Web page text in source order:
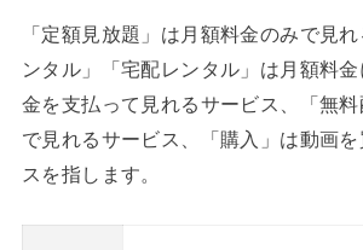
「定額見放題」は月額料金のみで見
ンタル」「宅配レンタル」は月額料
金を支払って見れるサービス、「無
で見れるサービス、「購入」は動画
スを指します。